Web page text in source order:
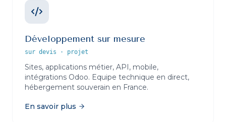
Développement sur mesure
sur devis · projet
Sites, applications métier, API, mobile,
intégrations Odoo. Equipe technique en direct,
hébergement souverain en France.
En savoir plus